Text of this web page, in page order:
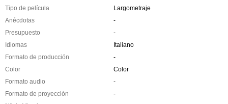
Tipo de película
Largometraje
Anécdotas
-
Presupuesto
-
Idiomas
Italiano
Formato de producción
-
Color
Color
Formato audio
-
Formato de proyección
-